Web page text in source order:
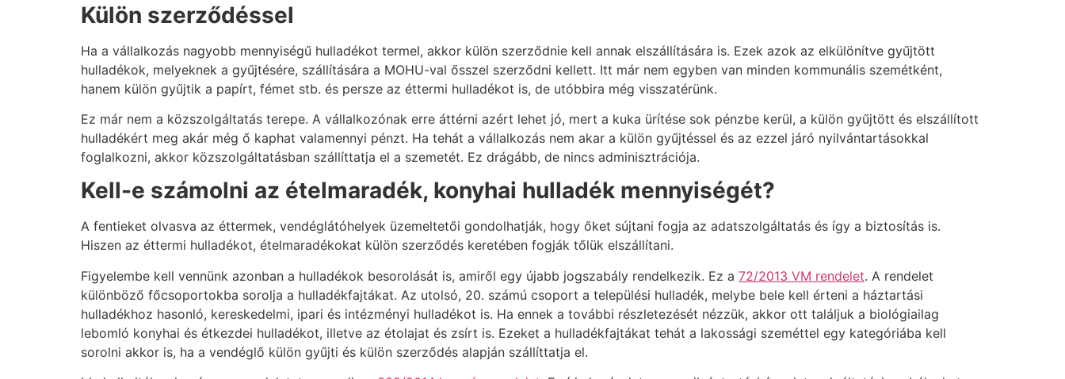
Külön szerződéssel
Ha a vállalkozás nagyobb mennyiségű hulladékot termel, akkor külön szerződnie kell annak elszállítására is. Ezek azok az elkülönítve gyűjtött
hulladékok, melyeknek a gyűjtésére, szállítására a MOHU-val ősszel szerződni kellett. Itt már nem egyben van minden kommunális szemétként,
hanem külön gyűjtik a papírt, fémet stb. és persze az éttermi hulladékot is, de utóbbira még visszatérünk.
Ez már nem a közszolgáltatás terepe. A vállalkozónak erre áttérni azért lehet jó, mert a kuka ürítése sok pénzbe kerül, a külön gyűjtött és elszállított
hulladékért meg akár még ő kaphat valamennyi pénzt. Ha tehát a vállalkozás nem akar a külön gyűjtéssel és az ezzel járó nyilvántartásokkal
foglalkozni, akkor közszolgáltatásban szállíttatja el a szemetét. Ez drágább, de nincs adminisztrációja.
Kell-e számolni az ételmaradék, konyhai hulladék mennyiségét?
A fentieket olvasva az éttermek, vendéglátóhelyek üzemeltetői gondolhatják, hogy őket sújtani fogja az adatszolgáltatás és így a biztosítás is.
Hiszen az éttermi hulladékot, ételmaradékokat külön szerződés keretében fogják tőlük elszállítani.
Figyelembe kell vennünk azonban a hulladékok besorolását is, amiről egy újabb jogszabály rendelkezik. Ez a 72/2013 VM rendelet. A rendelet
különböző főcsoportokba sorolja a hulladékfajtákat. Az utolsó, 20. számú csoport a települési hulladék, melybe bele kell érteni a háztartási
hulladékhoz hasonló, kereskedelmi, ipari és intézményi hulladékot is. Ha ennek a további részletezését nézzük, akkor ott találjuk a biológiailag
lebomló konyhai és étkezdei hulladékot, illetve az étolajat és zsírt is. Ezeket a hulladékfajtákat tehát a lakossági szeméttel egy kategóriába kell
sorolni akkor is, ha a vendéglő külön gyűjti és külön szerződés alapján szállíttatja el.